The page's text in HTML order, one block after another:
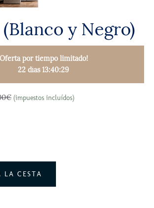
y Negro)
por tiempo limitado!
22 días 13:40:27
(impuestos incluídos)
LA CESTA